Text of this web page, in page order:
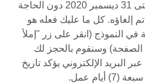
يمكنك اختيار تاريخ الامتحان حتى 31 ديسمبر 2020 دون الحاجة
تم إلغاؤه. كل ما عليك فعله هو
في النموذج (انقر على زر "إملأ
الصفحة) وسنقوم بالحجز لك
البريد الإلكتروني يؤكد تاريخ
عمل.